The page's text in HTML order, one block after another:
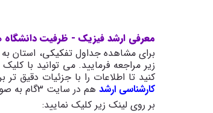
معرفی ارشد فیزیک - ظرفیت دانشگاه
زیر مراجعه فرمایید. می توانید با
کنید تا اطلاعات را با جزئیات دقیق
کارشناسی ارشد هم در سایت 3گام به صورت مجزا برای هر سال در دسترس داوطلبان قرار گرفته است.
بر روی لینک زیر کلیک نمایید: